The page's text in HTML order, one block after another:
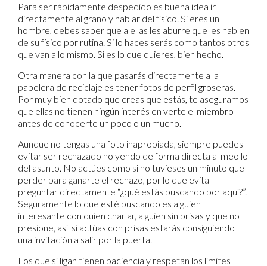
Para ser rápidamente despedido es buena idea ir
directamente al grano y hablar del físico. Si eres un
hombre, debes saber que a ellas les aburre que les hablen
de su físico por rutina. Si lo haces serás como tantos otros
que van a lo mismo. Si es lo que quieres, bien hecho.
Otra manera con la que pasarás directamente a la
papelera de reciclaje es tener fotos de perfil groseras.
Por muy bien dotado que creas que estás, te aseguramos
que ellas no tienen ningún interés en verte el miembro
antes de conocerte un poco o un mucho.
Aunque no tengas una foto inapropiada, siempre puedes
evitar ser rechazado no yendo de forma directa al meollo
del asunto. No actúes como si no tuvieses un minuto que
perder para ganarte el rechazo, por lo que evita
preguntar directamente “¿qué estás buscando por aquí?”.
Seguramente lo que esté buscando es alguien
interesante con quien charlar, alguien sin prisas y que no
presione, así si actúas con prisas estarás consiguiendo
una invitación a salir por la puerta.
Los que sí ligan tienen paciencia y respetan los límites